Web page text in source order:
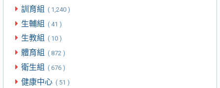
訓育組 ( 1,240 )
生輔組 ( 41 )
生教組 ( 10 )
體育組 ( 872 )
衛生組 ( 676 )
健康中心 ( 51 )